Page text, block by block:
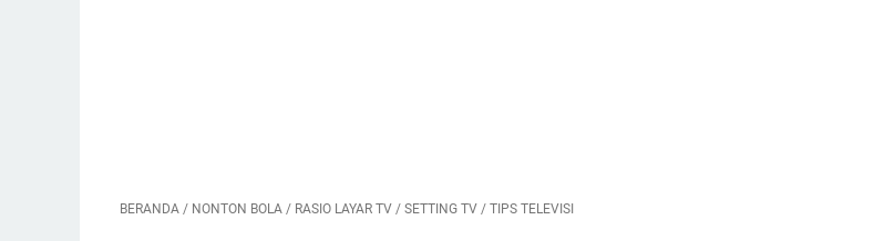
BERANDA / NONTON BOLA / RASIO LAYAR TV / SETTING TV / TIPS TELEVISI